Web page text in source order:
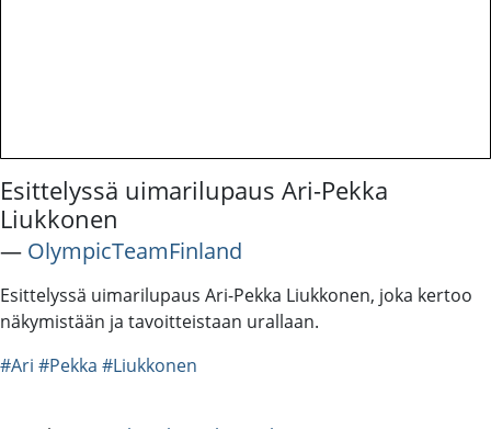
Esittelyssä uimarilupaus Ari-Pekka
Liukkonen
― OlympicTeamFinland
Esittelyssä uimarilupaus Ari-Pekka Liukkonen, joka kertoo
näkymistään ja tavoitteistaan urallaan.
#Ari #Pekka #Liukkonen